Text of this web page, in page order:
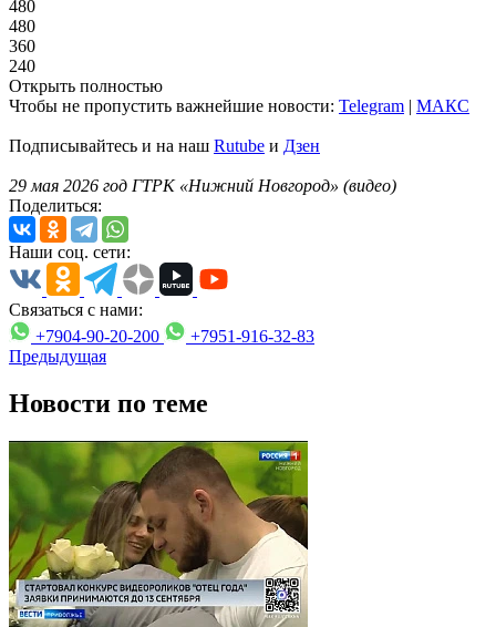
480
480
360
240
Открыть полностью
Чтобы не пропустить важнейшие новости: Telegram | MAКС
Подписывайтесь и на наш Rutube и Дзен
29 мая 2026 год ГТРК «Нижний Новгород» (видео)
Поделиться:
Наши соц. сети:
Связаться с нами:
+7904-90-20-200
+7951-916-32-83
Предыдущая
Новости по теме